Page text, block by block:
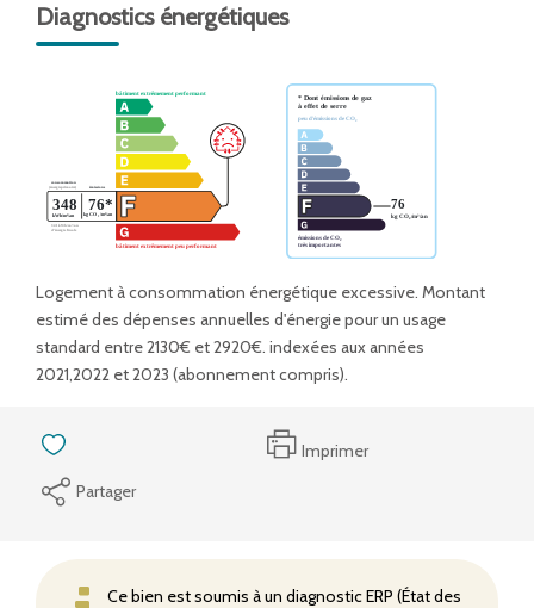
Diagnostics énergétiques
Logement à consommation énergétique excessive. Montant
estimé des dépenses annuelles d'énergie pour un usage
standard entre 2130€ et 2920€. indexées aux années
2021,2022 et 2023 (abonnement compris).
Imprimer
Partager
Ce bien est soumis à un diagnostic ERP (État des